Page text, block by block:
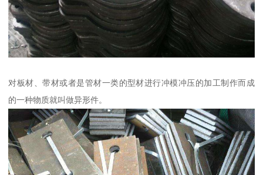
对板材、带材或者是管材一类的型材进行冲模冲压的加工制作而成
的一种物质就叫做异形件。